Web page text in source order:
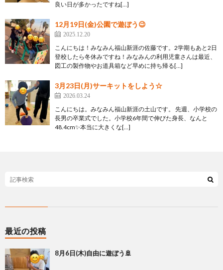
良い日が多かったですね[…]
12月19日(金)公園で遊ぼう😉
2025.12.20
こんにちは！みなみん福山新涯の佐藤です。2学期もあと2日
登校したら冬休みですね！みなみんの利用児童さんは最近、
図工の製作物やお道具箱など早めに持ち帰る[…]
3月23日(月)サーキットをしよう☆
2026.03.24
こんにちは。みなみん福山新涯の土山です。 先週、小学校の
長男の卒業式でした。小学校6年間で伸びた身長、なんと
48.4cm✨本当に大きくな[…]
最近の投稿
8月6日(木)自由に遊ぼう🚢